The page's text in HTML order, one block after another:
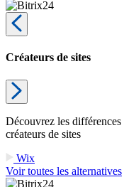
Créateurs de sites
Découvrez les
créateurs de sites
Wix
Voir toutes les alternatives